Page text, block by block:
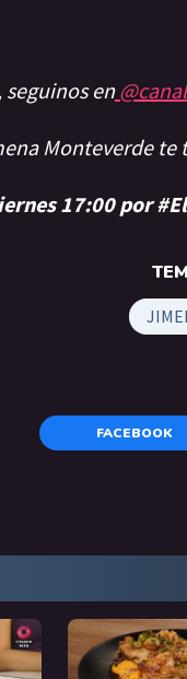
en
Monteverde
17:00 por
FACEBOOK